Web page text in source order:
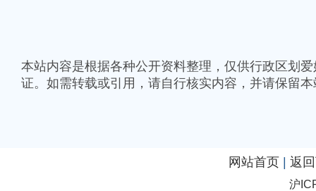
本站内容是根据各种公开资料整理，仅供行政区划
证。如需转载或引用，请自行核实内容，并请保留
网站首页 返
沪